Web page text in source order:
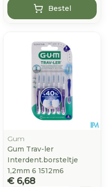
Bestel
Gum
Gum Trav-ler
Interdent.borsteltje
1,2mm 6 1512m6
€ 6,68